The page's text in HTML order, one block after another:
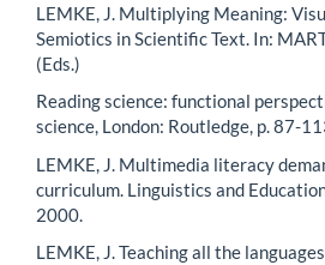
LEMKE, J. Multiplying Meaning:
Semiotics in Scientific Text. In:
(Eds.)
Reading science: functional
science, London: Routledge, p. 87-
LEMKE, J. Multimedia literacy
curriculum. Linguistics and
2000.
LEMKE, J. Teaching all the